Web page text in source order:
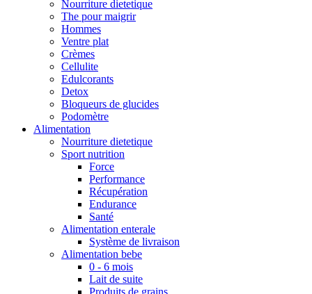
Nourriture dietetique
The pour maigrir
Hommes
Ventre plat
Crèmes
Cellulite
Edulcorants
Detox
Bloqueurs de glucides
Podomètre
Alimentation
Nourriture dietetique
Sport nutrition
Force
Performance
Récupération
Endurance
Santé
Alimentation enterale
Système de livraison
Alimentation bebe
0 - 6 mois
Lait de suite
Produits de grains